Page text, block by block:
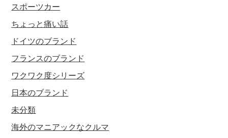
スポーツカー
ちょっと痛い話
ドイツのブランド
フランスのブランド
ワクワク度シリーズ
日本のブランド
未分類
海外のマニアックなクルマ